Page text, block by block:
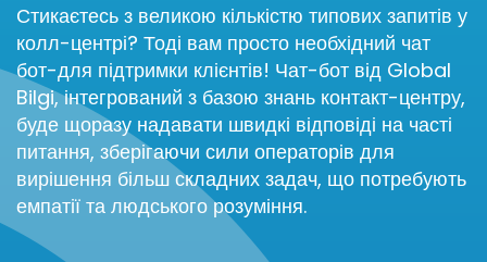
Стикаєтесь з великою кількістю типових запитів у
колл-центрі? Тоді вам просто необхідний чат
бот-для підтримки клієнтів! Чат-бот від Global
Bilgi, інтегрований з базою знань контакт-центру,
буде щоразу надавати швидкі відповіді на часті
питання, зберігаючи сили операторів для
вирішення більш складних задач, що потребують
емпатії та людського розуміння.